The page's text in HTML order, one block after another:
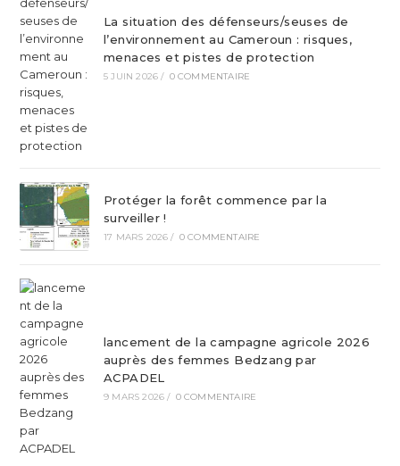
La situation des défenseurs/seuses de
l’environnement au Cameroun : risques,
menaces et pistes de protection
5 JUIN 2026 / 0 COMMENTAIRE
Protéger la forêt commence par la
surveiller !
17 MARS 2026 / 0 COMMENTAIRE
lancement de la campagne agricole 2026
auprès des femmes Bedzang par
ACPADEL
9 MARS 2026 / 0 COMMENTAIRE